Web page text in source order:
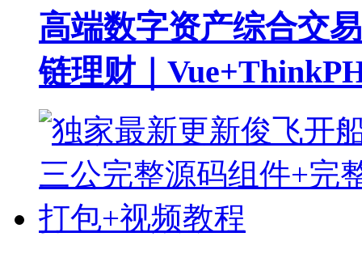
高端数字资产综合交
链理财｜